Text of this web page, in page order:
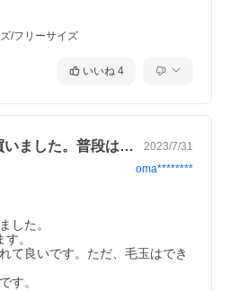
/フリーサイズ
いいね 4
モカとピスタチオを買いました。普段はL… 2023/7/31
oma********
した。
。
て良いです。ただ、毛玉はでき
す。